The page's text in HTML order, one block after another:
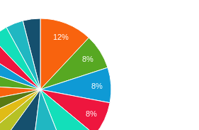
12%
8%
8%
8%